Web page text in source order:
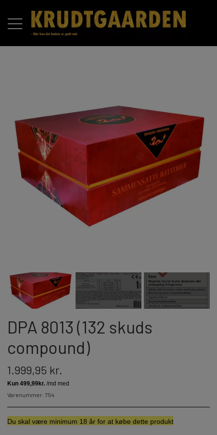
PRODUKTER
RAKETTER
PIROMAX
JORGE FIREWORKS
DPA
RIAKEO
COMPOUND BATTERIER
BOMBERØR
FONTÆNER
STORMLIGHTER
NYTÅRSPYNT
BORDBOMBER & PARTY POPPERS
KONFETTI
OM OS
KONTAKT OS
ÅBNINGSTIDER 2025
DPA 8013 (132 skuds
compound)
1.999,95 kr.
Varenummer: 754
Du skal være minimum 18 år for at købe dette produkt